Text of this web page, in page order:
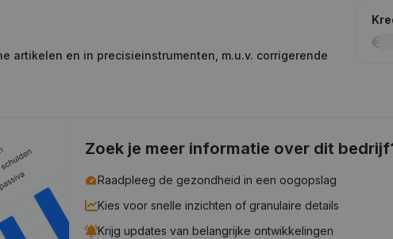
artikelen en in precisieinstrumenten, m.u.v. corrigerende
Zoek je meer informatie over dit
Raadpleeg de gezondheid in een oogopslag
Kies voor snelle inzichten of granulaire details
Krijg updates van belangrijke ontwikkelingen